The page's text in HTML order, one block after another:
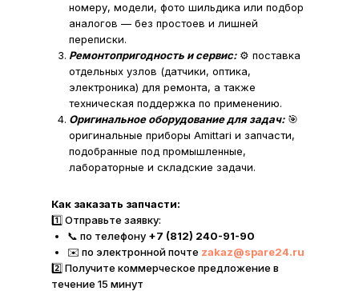
Как заказать запчасти:
1️⃣ Отправьте заявку:
📞 по телефону +7 (812) 240-91-90
✉️ по электронной почте zakaz@spare24.ru
2️⃣ Получите коммерческое предложение в
течение 15 минут
номеру, модели, фото шильдика или подбор
аналогов — без простоев и лишней
переписки.
Ремонтопригодность и сервис:⚙️ поставка
отдельных узлов (датчики, оптика,
электроника) для ремонта, а также
техническая поддержка по применению.
Оригинальное оборудование для задач:🎯
оригинальные приборы Amittari и запчасти,
подобранные под промышленные,
лабораторные и складские задачи.